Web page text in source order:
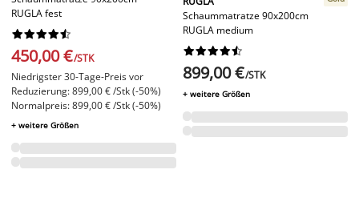
RUGLA fest






450,00 €/STK
Niedrigster 30-Tage-Preis vor
Reduzierung: 899,00 € /Stk (-50%)
Normalpreis: 899,00 € /Stk (-50%)
+ weitere Größen
Schaummatratze 90x200cm
RUGLA medium






899,00 €/STK
+ weitere Größen